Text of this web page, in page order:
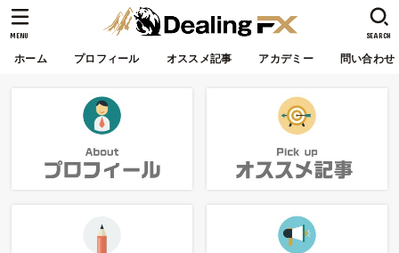
ホーム プロフィール オススメ記事 アカデミー 問い合わせ
SEARCH
MENU